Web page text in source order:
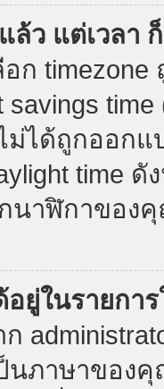
ล้ว แต่เวลา
ก timezone
savings
ได้ถูกออกแ
time
นาฬิกาของ
ยู่ในรายการ
นภาษาของ